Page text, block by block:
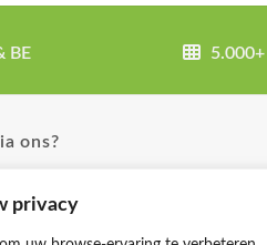
privacy
BE
ons?
omschrijvingen